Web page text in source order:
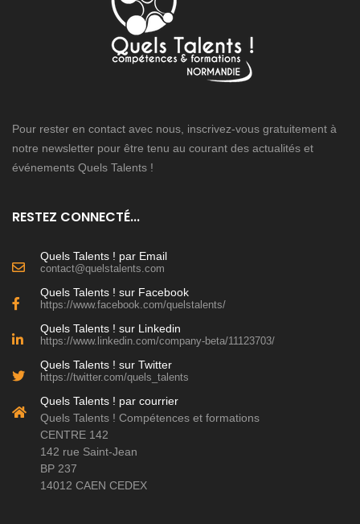
Pour rester en contact avec nous, inscrivez-vous gratuitement à
notre newsletter pour être tenu au courant des actualités et
événements Quels Talents !
RESTEZ CONNECTÉ...
Quels Talents ! par Email
contact@quelstalents.com
Quels Talents ! sur Facebook
https://www.facebook.com/quelstalents/
Quels Talents ! sur Linkedin
https://www.linkedin.com/company-beta/11123703/
Quels Talents ! sur Twitter
https://twitter.com/quels_talents
Quels Talents ! par courrier
Quels Talents ! Compétences et formations
CENTRE 142
142 rue Saint-Jean
BP 237
14012 CAEN CEDEX